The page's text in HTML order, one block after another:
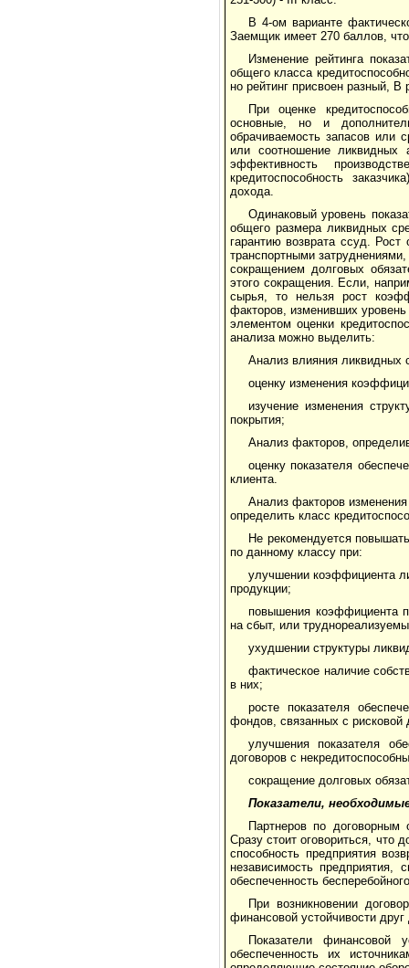
В 4-ом варианте
Заемщик имеет 270 баллов,
Изменение рейтинга
общего класса
но рейтинг присвоен разный,
При оценке
основные, но и
обрачиваемость запасов или
или соотношение ликвидных
эффективность
кредитоспособность
дохода.
Одинаковый уровень
общего размера ликвидных
гарантию возврата ссуд.
транспортными
сокращением долговых
этого сокращения. Если,
сырья, то нельзя рост
факторов, изменивших
элементом оценки
анализа можно выделить:
Анализ влияния ликвидных
оценку изменения
изучение изменения
покрытия;
Анализ факторов,
оценку показателя
клиента.
Анализ факторов
определить класс
Не рекомендуется
по данному классу при:
улучшении коэффициента
продукции;
повышения коэффициента
на сбыт, или
ухудшении структуры
фактическое наличие
в них;
росте показателя
фондов, связанных с рисковой
улучшения показателя
договоров с
сокращение долговых
Показатели,
Партнеров по договорным
Сразу стоит оговориться, что
способность предприятия
независимость предприятия,
обеспеченность
При возникновении
финансовой устойчивости
Показатели финансовой
обеспеченность их